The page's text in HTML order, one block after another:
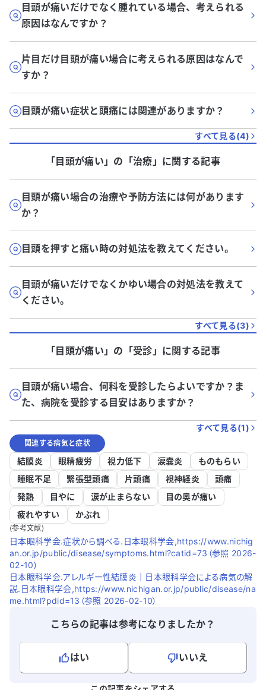
目頭が痛いだけでなく腫れている場合、考えられる
原因はなんですか？
片目だけ目頭が痛い場合に考えられる原因はなんで
すか？
目頭が痛い症状と頭痛には関連がありますか？
すべて見る(4)
「目頭が痛い」 の「治療 」に関する記事
目頭が痛い場合の治療や予防方法には何があります
か？
目頭を押すと痛い時の対処法を教えてください。
目頭が痛いだけでなくかゆい場合の対処法を教えて
ください。
すべて見る(3)
「目頭が痛い」 の「受診 」に関する記事
目頭が痛い場合、何科を受診したらよいですか？ま
た、病院を受診する目安はありますか？
すべて見る(1)
関連する病気と症状
結膜炎 眼精疲労 視力低下 涙嚢炎
ものもらい
睡眠不足
緊張型頭痛 片頭痛 視神経炎
頭痛
発熱
目やに 涙が止まらない
目の奥が痛い
疲れやすい
かぶれ
(参考文献)
日本眼科学会.症状から調べる.日本眼科学会,https://www.nichig
an.or.jp/public/disease/symptoms.html?catid=73（参照 2026-
02-10）
日本眼科学会.アレルギー性結膜炎｜日本眼科学会による病気の解
説.日本眼科学会,https://www.nichigan.or.jp/public/disease/na
me.html?pdid=13（参照 2026-02-10）
こちらの記事は参考になりましたか？
はい
いいえ